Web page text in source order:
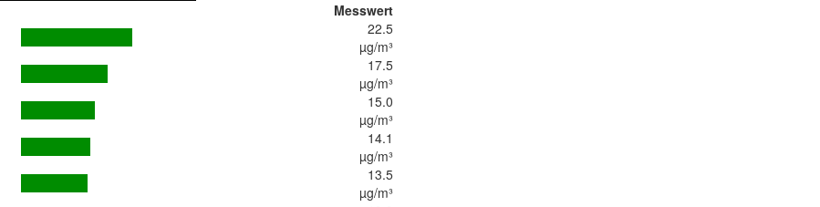
Messwert
22.5
µg/m³
17.5
µg/m³
15.0
µg/m³
14.1
µg/m³
13.5
µg/m³